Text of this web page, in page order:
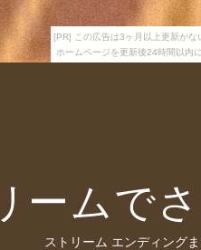
[PR] この広告は3ヶ月以上更新がな
ホームページを更新後24時間以内
ームで
ストリーム エンディング